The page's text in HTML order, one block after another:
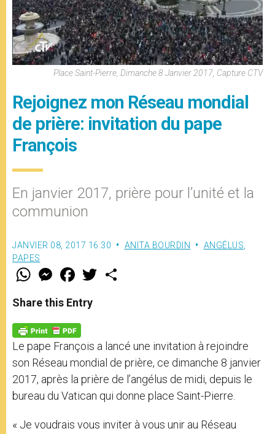
Place Saint-Pierre, Dimanche 8 Janvier 2017, Capture CTV
Rejoignez mon Réseau mondial
de prière: invitation du pape
François
En janvier 2017, prière pour l’unité et la
communion
JANVIER 08, 2017 16:30 ANITA BOURDIN ANGÉLUS,
PAPES
W
t
s
p
p
M
e
s
e
g
e
r
F
a
e
b
o
k
w
Share this Entry
Le pape François a lancé une invitation à rejoindre
son Réseau mondial de prière, ce dimanche 8 janvier
2017, après la prière de l’angélus de midi, depuis le
bureau du Vatican qui donne place Saint-Pierre.
« Je voudrais vous inviter à vous unir au Réseau